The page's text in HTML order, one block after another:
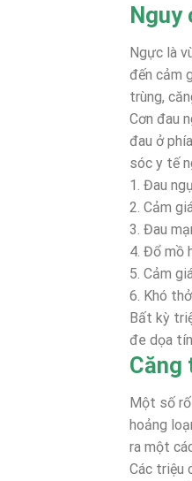
Nguy
Ngực là
đến cảm
trùng,
Cơn đau
đau ở
sóc y tế
1. Đau
2. Cảm
3. Đau
4. Đổ mồ
5. Cảm
6. Khó thở.
Bất kỳ
đe dọa
Căng
Một số
hoảng
ra một
Các triệu